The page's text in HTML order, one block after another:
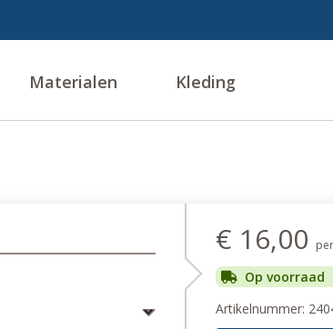
Materialen Kleding
€ 16,00
Op voorraad
Artikelnummer: